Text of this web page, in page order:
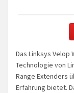
Das Linksys Velop
Technologie von
Range Extenders
Erfahrung bietet.